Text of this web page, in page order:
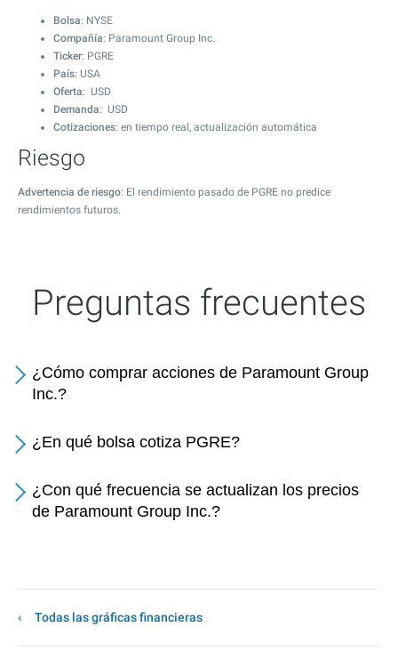
Bolsa: NYSE
Compañía: Paramount Group Inc.
Ticker: PGRE
País: USA
Oferta: USD
Demanda: USD
Cotizaciones: en tiempo real, actualización automática
Riesgo
Advertencia de riesgo: El rendimiento pasado de PGRE no predice
rendimientos futuros.
Preguntas frecuentes
¿Cómo comprar acciones de Paramount Group
Inc.?
¿En qué bolsa cotiza PGRE?
¿Con qué frecuencia se actualizan los precios
de Paramount Group Inc.?
Todas las gráficas financieras